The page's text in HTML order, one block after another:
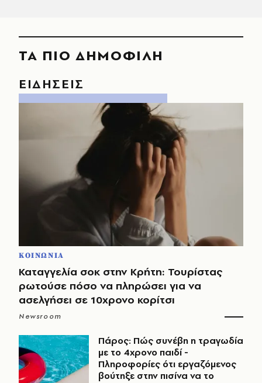
ΤΑ ΠΙΟ ΔΗΜΟΦΙΛΗ
ΕΙΔΗΣΕΙΣ
ΚΟΙΝΩΝΙΑ
Καταγγελία σοκ στην Κρήτη: Τουρίστας
ρωτούσε πόσο να πληρώσει για να
ασελγήσει σε 10χρονο κορίτσι
Newsroom
Πάρος: Πώς συνέβη η τραγωδία
με το 4χρονο παιδί -
Πληροφορίες ότι εργαζόμενος
βούτηξε στην πισίνα να το